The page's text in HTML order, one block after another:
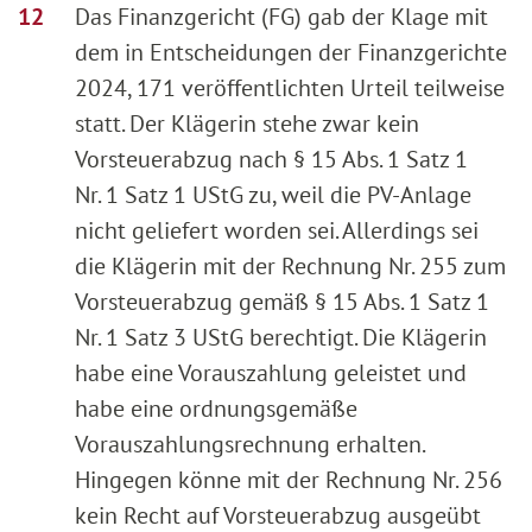
Das Finanzgericht (FG) gab der Klage mit
dem in Entscheidungen der Finanzgerichte
2024, 171 veröffentlichten Urteil teilweise
statt. Der Klägerin stehe zwar kein
Vorsteuerabzug nach § 15 Abs. 1 Satz 1
Nr. 1 Satz 1 UStG zu, weil die PV-Anlage
nicht geliefert worden sei. Allerdings sei
die Klägerin mit der Rechnung Nr. 255 zum
Vorsteuerabzug gemäß § 15 Abs. 1 Satz 1
Nr. 1 Satz 3 UStG berechtigt. Die Klägerin
habe eine Vorauszahlung geleistet und
habe eine ordnungsgemäße
Vorauszahlungsrechnung erhalten.
Hingegen könne mit der Rechnung Nr. 256
kein Recht auf Vorsteuerabzug ausgeübt